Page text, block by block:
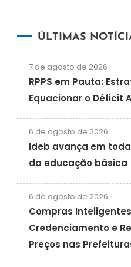
ÚLTIMAS
7 de agosto de 2026
RPPS em Pauta:
Equacionar o Déficit
6 de agosto de 2026
Ideb avança em
da educação básica
6 de agosto de 2026
Compras
Credenciamento e
Preços nas